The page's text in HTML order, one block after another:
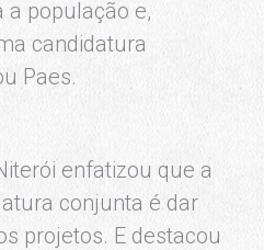
a população e,
candidatura
Paes.
enfatizou que a
conjunta é dar
projetos. E destacou